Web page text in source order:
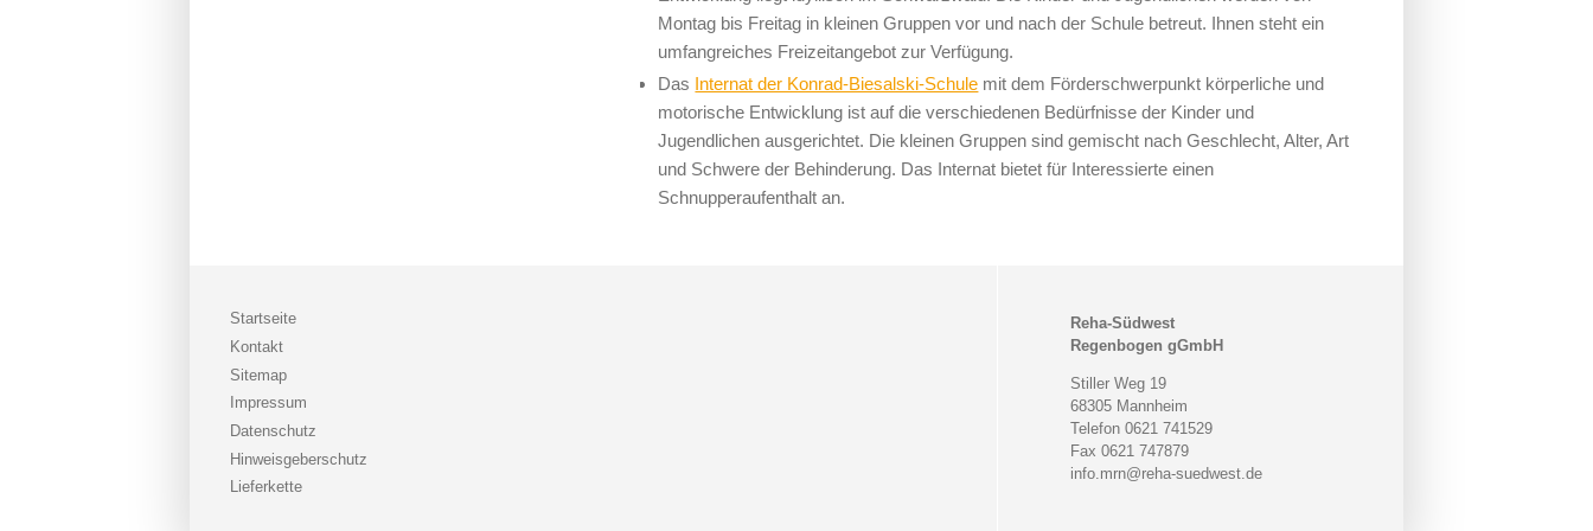
Montag bis Freitag in kleinen Gruppen vor und nach der Schule betreut. Ihnen steht ein
umfangreiches Freizeitangebot zur Verfügung.
Das Internat der Konrad-Biesalski-Schule mit dem Förderschwerpunkt körperliche und
motorische Entwicklung ist auf die verschiedenen Bedürfnisse der Kinder und
Jugendlichen ausgerichtet. Die kleinen Gruppen sind gemischt nach Geschlecht, Alter, Art
und Schwere der Behinderung. Das Internat bietet für Interessierte einen
Schnupperaufenthalt an.
Startseite
Kontakt
Sitemap
Impressum
Datenschutz
Hinweisgeberschutz
Lieferkette
Reha-Südwest
Regenbogen gGmbH
Stiller Weg 19
68305 Mannheim
Telefon 0621 741529
Fax 0621 747879
info.mrn@reha-suedwest.de